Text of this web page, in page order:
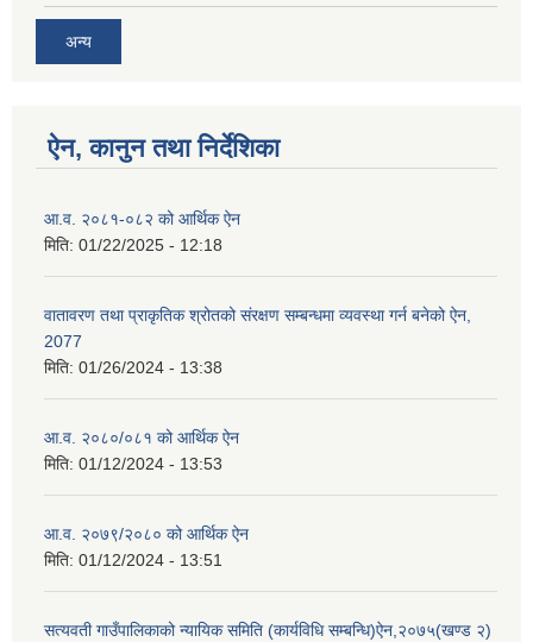
अन्य
ऐन, कानुन तथा निर्देशिका
आ.व. २०८१-०८२ को आर्थिक ऐन
मिति: 01/22/2025 - 12:18
वातावरण तथा प्राकृतिक श्रोतको संरक्षण सम्बन्धमा व्यवस्था गर्न बनेको ऐन,
2077
मिति: 01/26/2024 - 13:38
आ.व. २०८०/०८१ को आर्थिक ऐन
मिति: 01/12/2024 - 13:53
आ.व. २०७९/२०८० को आर्थिक ऐन
मिति: 01/12/2024 - 13:51
सत्यवती गाउँपालिकाको न्यायिक समिति (कार्यविधि सम्बन्धि)ऐन,२०७५(खण्ड २)